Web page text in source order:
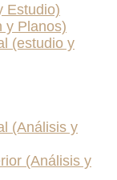
Estudio)
y Planos)
(estudio y
(Análisis y
(Análisis y